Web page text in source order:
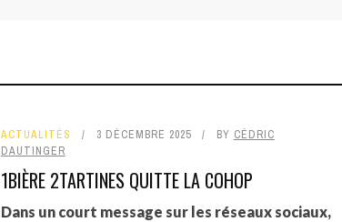
HÉLÈNE SPITAELS
AGALMA PADAW0NE
JEREMY KUPROWSKI
ACTUALITÉS 3 DÉCEMBRE 2025 BY CÉDRIC
DAUTINGER
1BIÈRE 2TARTINES QUITTE LA COHOP
Dans un court message sur les réseaux sociaux,